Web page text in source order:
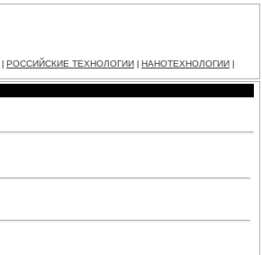
РОССИЙСКИЕ ТЕХНОЛОГИИ НАНОТЕХНОЛОГИИ